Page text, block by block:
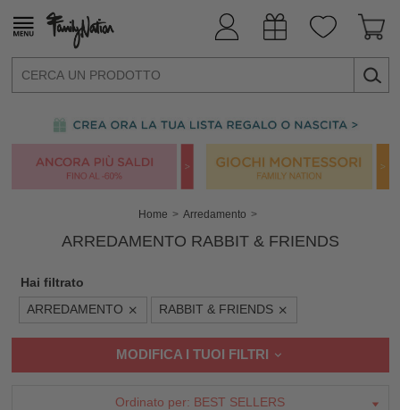
Home Arredamento
ARREDAMENTO RABBIT & FRIENDS
Hai filtrato
ARREDAMENTO RABBIT & FRIENDS
MODIFICA I TUOI FILTRI
Ordinato per: BEST SELLERS